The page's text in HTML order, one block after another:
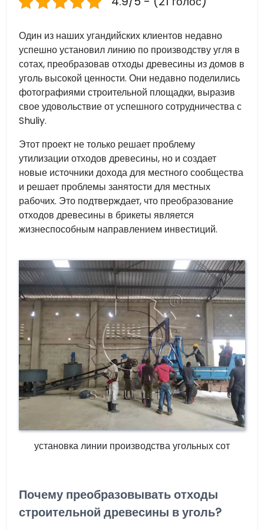
Один из наших угандийских клиентов недавно
успешно установил линию по производству угля в
сотах, преобразовав отходы древесины из домов в
уголь высокой ценности. Они недавно поделились
фотографиями строительной площадки, выразив
свое удовольствие от успешного сотрудничества с
Shuliy.
Этот проект не только решает проблему
утилизации отходов древесины, но и создает
новые источники дохода для местного сообщества
и решает проблемы занятости для местных
рабочих. Это подтверждает, что преобразование
отходов древесины в брикеты является
жизнеспособным направлением инвестиций.
установка линии производства угольных сот
Почему преобразовывать отходы
строительной древесины в уголь?